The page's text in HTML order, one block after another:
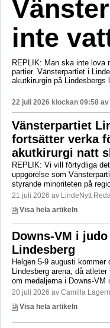
inte
REPLIK: Man ska inte lova
partier. Vänsterpartiet i
akutkirurgin på Lindesbergs
22 juli 2026 klockan 09:58 av
Vänsterpartiet
fortsätter verka
akutkirurgi natt
REPLIK: Vi vill förtydliga
uppgörelse som
styrande minoriteten på
21 juli 2026 av LindeNytt
Visa hela artikeln
Downs-VM i
Lindesberg
Helgen 5-9 augusti kommer
Lindesberg arena, då
om medaljerna i Downs-VM
20 juli 2026 av Camilla
Visa hela artikeln